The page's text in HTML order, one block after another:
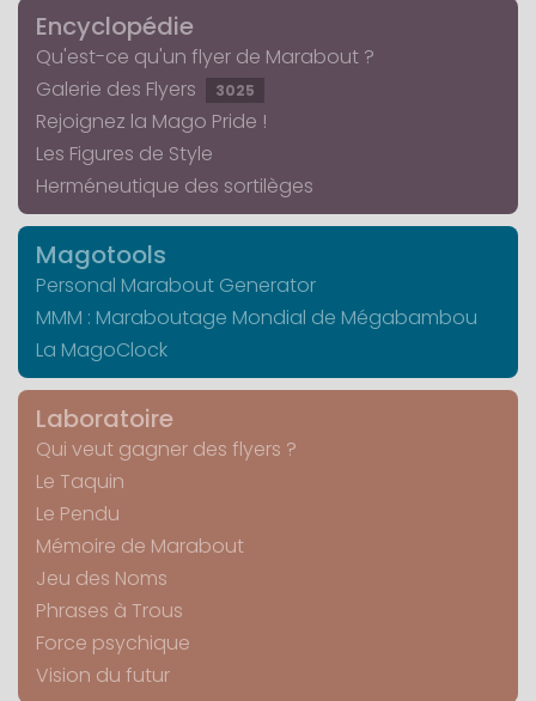
Encyclopédie
Qu'est-ce qu'un flyer de Marabout ?
Galerie des Flyers
3025
Rejoignez la Mago Pride !
Les Figures de Style
Herméneutique des sortilèges
Magotools
Personal Marabout Generator
MMM : Maraboutage Mondial de Mégabambou
La MagoClock
Laboratoire
Qui veut gagner des flyers ?
Le Taquin
Le Pendu
Mémoire de Marabout
Jeu des Noms
Phrases à Trous
Force psychique
Vision du futur